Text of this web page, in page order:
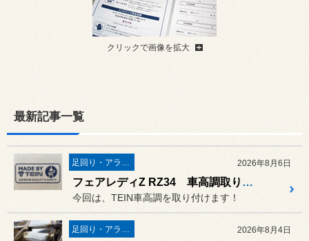
クリックで画像を拡大
最新記事一覧
足回り・アライメント 2026年8月6日
フェアレディZ RZ34 車高調取り付けます！
今回は、TEIN車高調を取り付けます！
足回り・アライメント 2026年8月4日